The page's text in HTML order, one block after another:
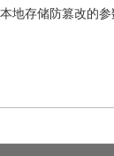
地存储防篡改的